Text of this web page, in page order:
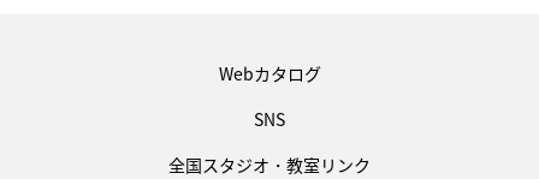
Webカタログ
SNS
全国スタジオ・教室リンク